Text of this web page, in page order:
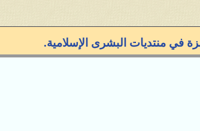
في منتديات البشرى الإسلامية.